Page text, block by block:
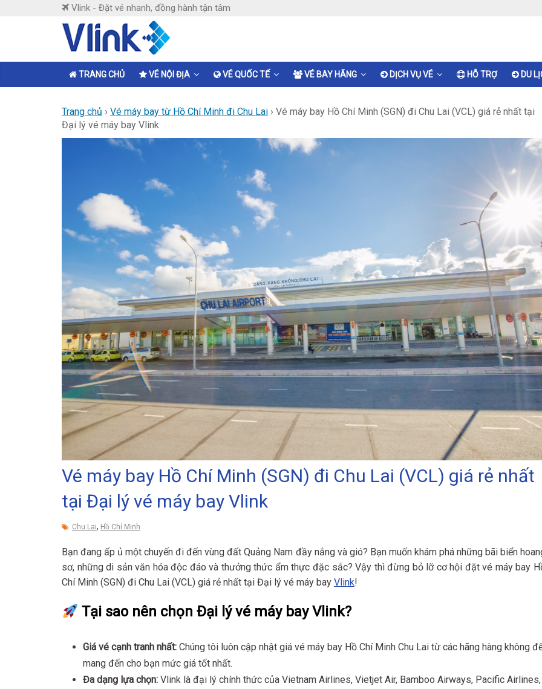
Vlink - Đặt vé nhanh, đồng hành tận tâm
Vlink
Đặt
vé
đồng
hành
TRANG CHỦ VÉ NỘI ĐỊA VÉ QUỐC TẾ VÉ BAY HÃNG DỊCH VỤ VÉ HỖ TRỢ DU
Trang chủ › Vé máy bay từ Hồ Chí Minh đi Chu Lai › Vé máy bay Hồ Chí Minh (SGN) đi Chu Lai (VCL) giá rẻ nhất tại
Đại lý vé máy bay Vlink
Vé máy bay Hồ Chí Minh (SGN) đi Chu Lai (VCL) giá rẻ nhất
tại Đại lý vé máy bay Vlink
Chu Lai, Hồ Chí Minh
Bạn đang ấp ủ một chuyến đi đến vùng đất Quảng Nam đầy nắng và gió? Bạn muốn khám phá những bãi biển
sơ, những di sản văn hóa độc đáo và thưởng thức ẩm thực đặc sắc? Vậy thì đừng bỏ lỡ cơ hội đặt vé máy bay
Chí Minh (SGN) đi Chu Lai (VCL) giá rẻ nhất tại Đại lý vé máy bay Vlink!
Tại sao nên chọn Đại lý vé máy bay Vlink?
Giá vé cạnh tranh nhất: Chúng tôi luôn cập nhật giá vé máy bay Hồ Chí Minh Chu Lai từ các hãng hàng không
mang đến cho bạn mức giá tốt nhất.
Đa dạng lựa chọn: Vlink là đại lý chính thức của Vietnam Airlines, Vietjet Air, Bamboo Airways, Pacific Airlines,